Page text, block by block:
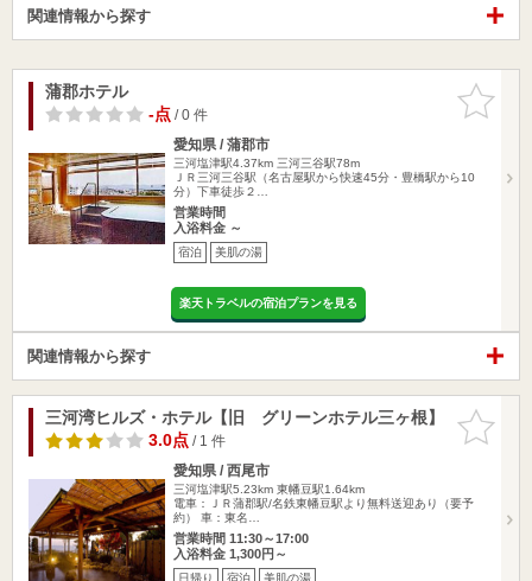
関連情報から探す
お気に入
りに追加
蒲郡ホテル
-点/ 0 件
愛知県 / 蒲郡市
三河塩津駅4.37km 三河三谷駅78m
ＪＲ三河三谷駅（名古屋駅から快速45分・豊橋駅から10
分）下車徒歩２…
営業時間
入浴料金 ～
宿泊 美肌の湯
楽天トラベルの宿泊プランを見る
関連情報から探す
お気に入
りに追加
三河湾ヒルズ・ホテル【旧 グリーンホテル三ヶ根】
3.0点/ 1 件
愛知県 / 西尾市
三河塩津駅5.23km 東幡豆駅1.64km
電車：ＪＲ蒲郡駅/名鉄東幡豆駅より無料送迎あり（要予
約） 車：東名…
営業時間 11:30～17:00
入浴料金 1,300円～
日帰り 宿泊 美肌の湯